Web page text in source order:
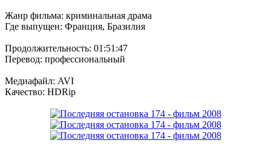
Жанр фильма: криминальная драма
Где выпущен: Франция, Бразилия
Продолжительность: 01:51:47
Перевод: профессиональный
Медиафайл: AVI
Качество: HDRip